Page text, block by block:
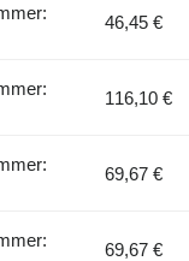
46,45 €
116,10 €
69,67 €
69,67 €